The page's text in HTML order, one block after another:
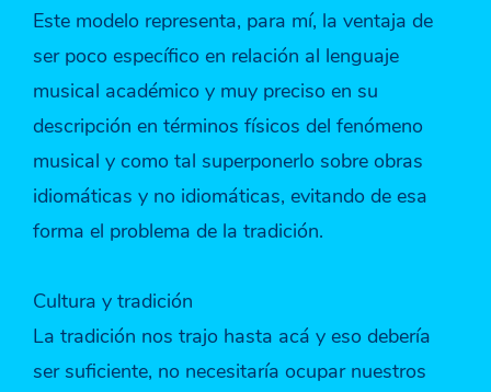
Este modelo representa, para mí, la ventaja de
ser poco específico en relación al lenguaje
musical académico y muy preciso en su
descripción en términos físicos del fenómeno
musical y como tal superponerlo sobre obras
idiomáticas y no idiomáticas, evitando de esa
forma el problema de la tradición.
Cultura y tradición
La tradición nos trajo hasta acá y eso debería
ser suficiente, no necesitaría ocupar nuestros